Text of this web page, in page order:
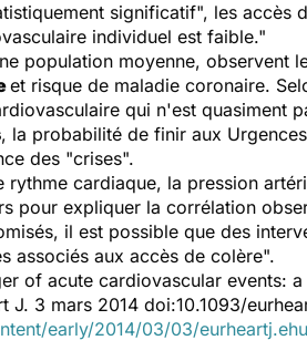
significatif", les accès
individuel est faible."
population moyenne, observent
et risque de maladie coronaire.
qui n'est quasiment
, la probabilité de finir aux
des "crises".
cardiaque, la pression
pour expliquer la corrélation
il est possible que des
associés aux accès de colère".
of acute cardiovascular events:
J. 3 mars 2014 doi:10.1093/
early/2014/03/03/